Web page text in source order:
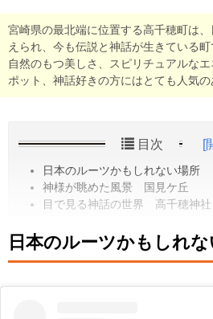
宮崎県の最北端に位置する高千穂町は
えられ、今も伝説と神話が生きている町
自然のもつ美しさ、スピリチュアルな
ポット、神話好きの方にはとても人気の
目次 [
日本のルーツかもしれない場所
神様が眺めた風景 国見ケ丘
目で見る神話の世界 高千穂神社
日本のルーツかもしれ